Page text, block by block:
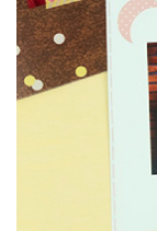
Фотоподарки
Багетная